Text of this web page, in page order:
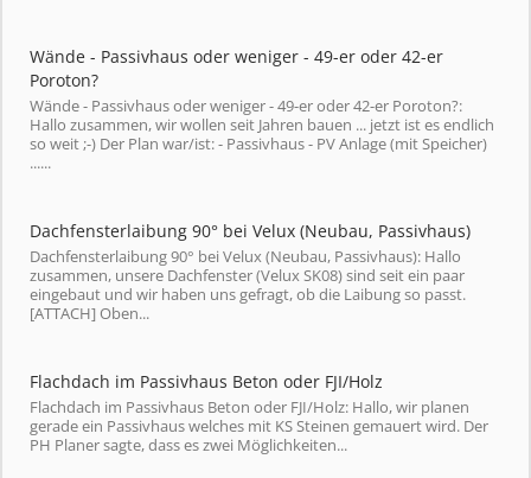
Wände - Passivhaus oder weniger - 49-er oder 42-er
Poroton?
Wände - Passivhaus oder weniger - 49-er oder 42-er Poroton?:
Hallo zusammen, wir wollen seit Jahren bauen ... jetzt ist es endlich
so weit ;-) Der Plan war/ist: - Passivhaus - PV Anlage (mit Speicher)
......
Dachfensterlaibung 90° bei Velux (Neubau, Passivhaus)
Dachfensterlaibung 90° bei Velux (Neubau, Passivhaus): Hallo
zusammen, unsere Dachfenster (Velux SK08) sind seit ein paar
eingebaut und wir haben uns gefragt, ob die Laibung so passt.
[ATTACH] Oben...
Flachdach im Passivhaus Beton oder FJI/Holz
Flachdach im Passivhaus Beton oder FJI/Holz: Hallo, wir planen
gerade ein Passivhaus welches mit KS Steinen gemauert wird. Der
PH Planer sagte, dass es zwei Möglichkeiten...